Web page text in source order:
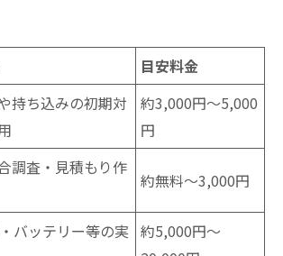
目安料金
持ち込みの初期対
約3,000円～5,000
円
調査・見積もり作
約無料～3,000円
バッテリー等の実 約5,000円～